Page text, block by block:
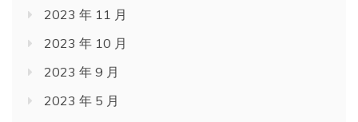
2023 年 11 月
2023 年 10 月
2023 年 9 月
2023 年 5 月